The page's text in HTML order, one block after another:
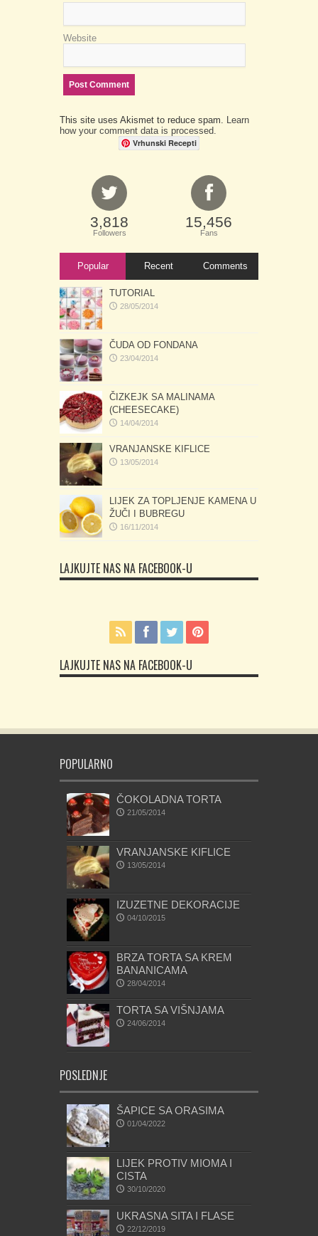
Website
This site uses Akismet to reduce spam. Learn
how your comment data is processed.
Vrhunski Recepti
3,818
Followers
15,456
Fans
Popular Recent Comments
TUTORIAL
28/05/2014
ČUDA OD FONDANA
23/04/2014
ČIZKEJK SA MALINAMA
(CHEESECAKE)
14/04/2014
VRANJANSKE KIFLICE
13/05/2014
LIJEK ZA TOPLJENJE KAMENA U
ŽUČI I BUBREGU
16/11/2014
LAJKUJTE NAS NA FACEBOOK-U
LAJKUJTE NAS NA FACEBOOK-U
POPULARNO
ČOKOLADNA TORTA
21/05/2014
VRANJANSKE KIFLICE
13/05/2014
IZUZETNE DEKORACIJE
04/10/2015
BRZA TORTA SA KREM
BANANICAMA
28/04/2014
TORTA SA VIŠNJAMA
24/06/2014
POSLEDNJE
ŠAPICE SA ORASIMA
01/04/2022
LIJEK PROTIV MIOMA I
CISTA
30/10/2020
UKRASNA SITA I FLASE
22/12/2019